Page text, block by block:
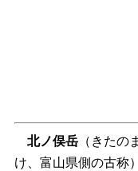
北ノ俣岳 （きたの
け、富山県側の古称